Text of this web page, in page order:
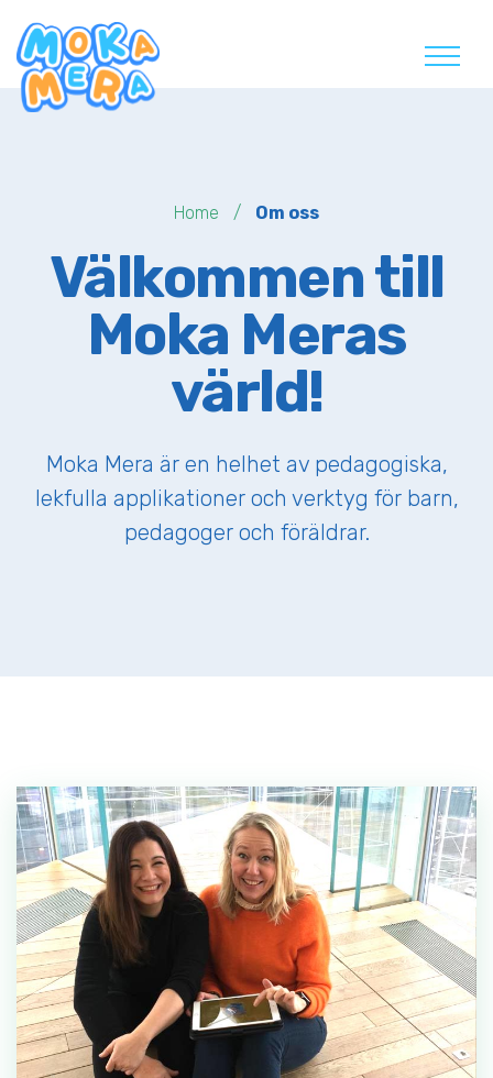
to
content
Home Om oss
Välkommen till
Moka Meras
värld!
Moka Mera är en helhet av pedagogiska,
lekfulla applikationer och verktyg för barn,
pedagoger och föräldrar.